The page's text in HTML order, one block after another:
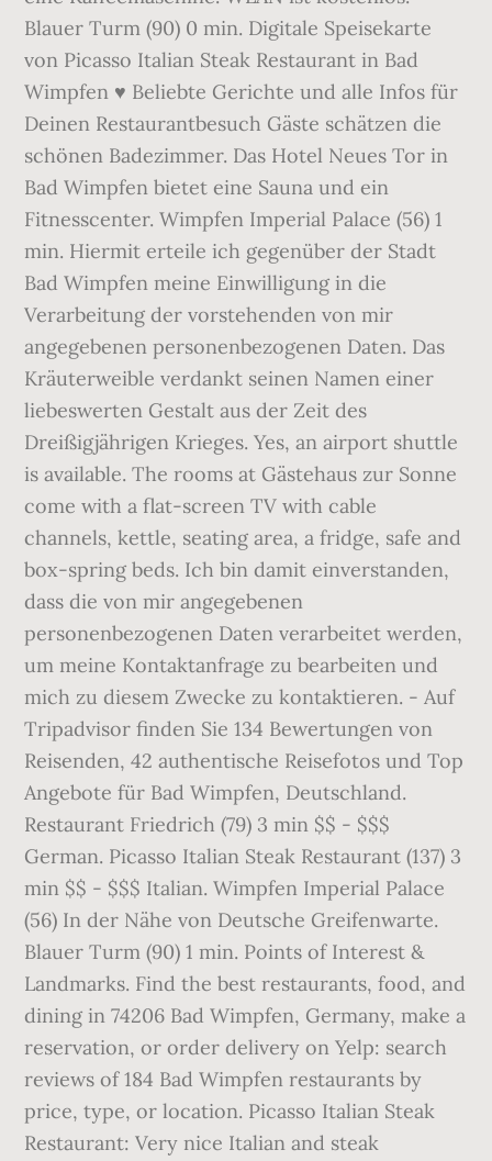
Blauer Turm (90) 0 min. Digitale Speisekarte
von Picasso Italian Steak Restaurant in Bad
Wimpfen ♥ Beliebte Gerichte und alle Infos für
Deinen Restaurantbesuch Gäste schätzen die
schönen Badezimmer. Das Hotel Neues Tor in
Bad Wimpfen bietet eine Sauna und ein
Fitnesscenter. Wimpfen Imperial Palace (56) 1
min. Hiermit erteile ich gegenüber der Stadt
Bad Wimpfen meine Einwilligung in die
Verarbeitung der vorstehenden von mir
angegebenen personenbezogenen Daten. Das
Kräuterweible verdankt seinen Namen einer
liebeswerten Gestalt aus der Zeit des
Dreißigjährigen Krieges. Yes, an airport shuttle
is available. The rooms at Gästehaus zur Sonne
come with a flat-screen TV with cable
channels, kettle, seating area, a fridge, safe and
box-spring beds. Ich bin damit einverstanden,
dass die von mir angegebenen
personenbezogenen Daten verarbeitet werden,
um meine Kontaktanfrage zu bearbeiten und
mich zu diesem Zwecke zu kontaktieren. - Auf
Tripadvisor finden Sie 134 Bewertungen von
Reisenden, 42 authentische Reisefotos und Top
Angebote für Bad Wimpfen, Deutschland.
Restaurant Friedrich (79) 3 min $$ - $$$
German. Picasso Italian Steak Restaurant (137) 3
min $$ - $$$ Italian. Wimpfen Imperial Palace
(56) In der Nähe von Deutsche Greifenwarte.
Blauer Turm (90) 1 min. Points of Interest &
Landmarks. Find the best restaurants, food, and
dining in 74206 Bad Wimpfen, Germany, make a
reservation, or order delivery on Yelp: search
reviews of 184 Bad Wimpfen restaurants by
price, type, or location. Picasso Italian Steak
Restaurant: Very nice Italian and steak